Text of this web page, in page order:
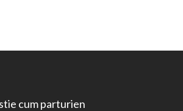
cum parturien